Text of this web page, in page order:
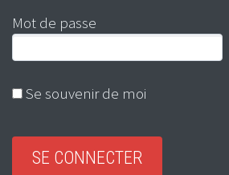
Mot de passe
Se souvenir de moi